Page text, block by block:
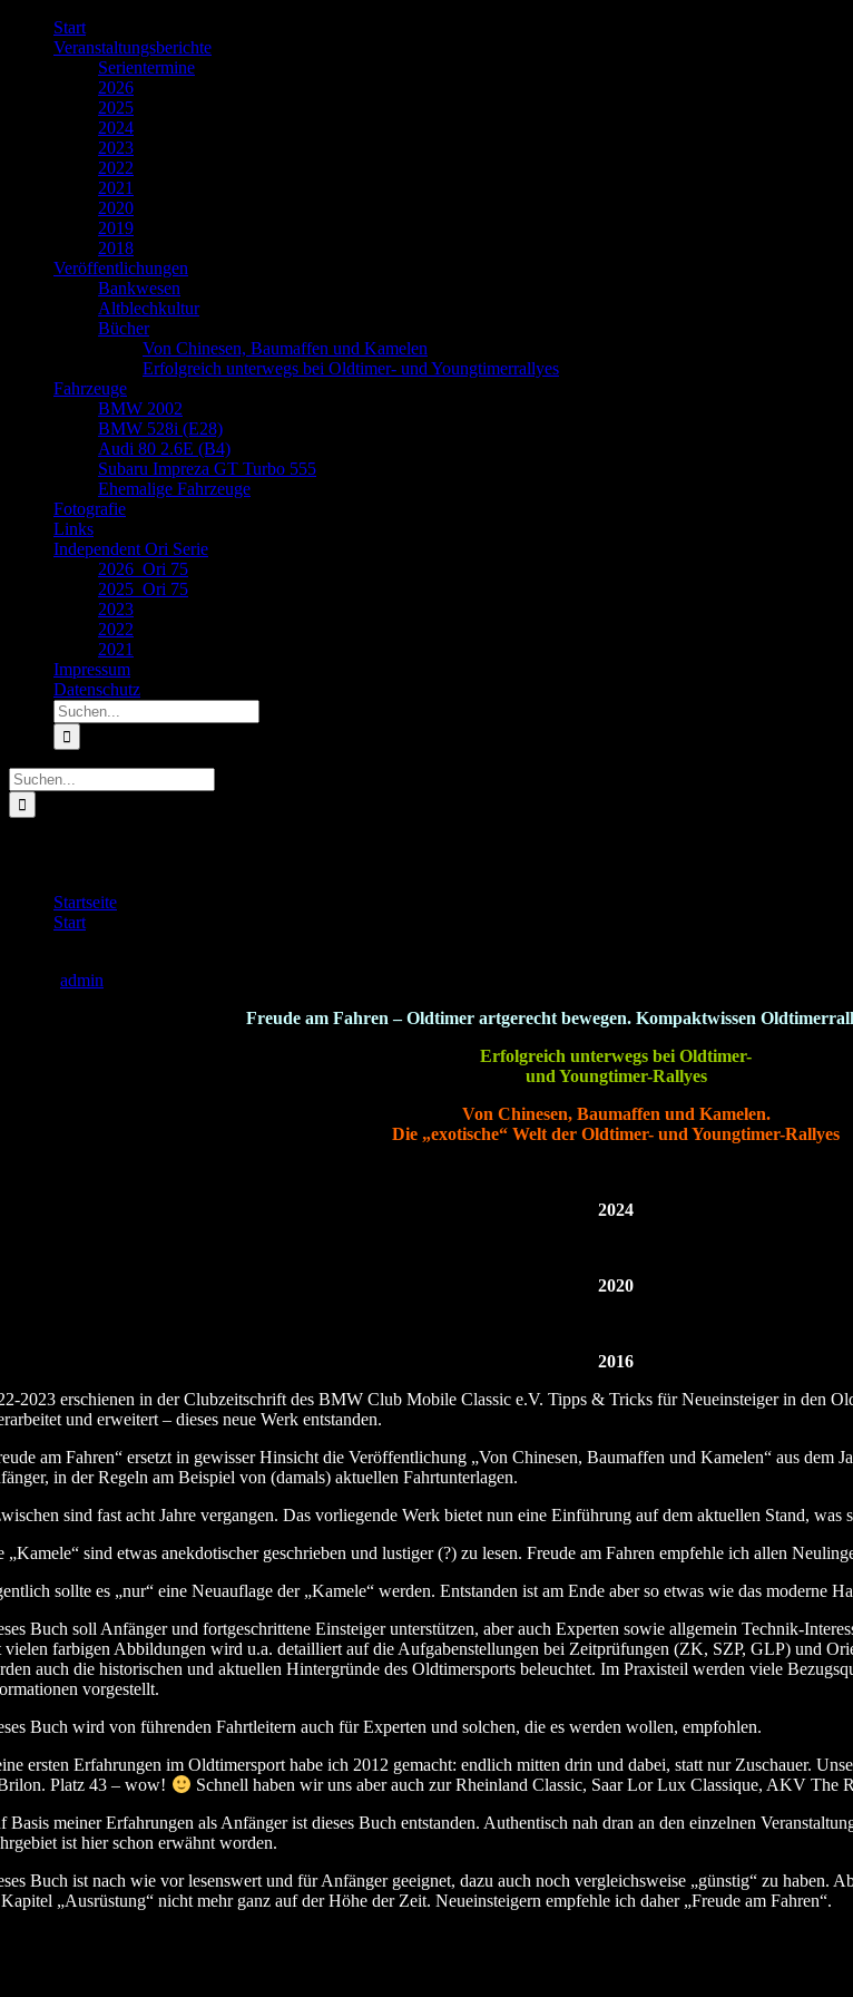
Start
Veranstaltungsberichte
Serientermine
2026
2025
2024
2023
2022
2021
2020
2019
2018
Veröffentlichungen
Bankwesen
Altblechkultur
Bücher
Von Chinesen, Baumaffen und Kamelen
Erfolgreich unterwegs bei Oldtimer- und Youngtimerrallyes
Fahrzeuge
BMW 2002
BMW 528i (E28)
Audi 80 2.6E (B4)
Subaru Impreza GT Turbo 555
Ehemalige Fahrzeuge
Fotografie
Links
Independent Ori Serie
2026_Ori 75
2025_Ori 75
2023
2022
2021
Impressum
Datenschutz
Suche
nach:
Suche
nach:
Startseite
Start
admin
Freude am Fahren – Oldtimer artgerecht bewegen. Kompaktwissen
Erfolgreich unterwegs bei Oldtimer-
und Youngtimer-Rallyes
Von Chinesen, Baumaffen und Kamelen.
Die „exotische“ Welt der Oldtimer- und Youngtimer-Rallyes
2024
2020
2016
2023 erschienen in der Clubzeitschrift des BMW Club Mobile Classic e.V. Tipps & Tricks für Neueinsteiger in den
und erweitert – dieses neue Werk entstanden.
am Fahren“ ersetzt in gewisser Hinsicht die Veröffentlichung „Von Chinesen, Baumaffen und Kamelen“ aus dem
in der Regeln am Beispiel von (damals) aktuellen Fahrtunterlagen.
sind fast acht Jahre vergangen. Das vorliegende Werk bietet nun eine Einführung auf dem aktuellen Stand,
„Kamele“ sind etwas anekdotischer geschrieben und lustiger (?) zu lesen. Freude am Fahren empfehle ich allen
sollte es „nur“ eine Neuauflage der „Kamele“ werden. Entstanden ist am Ende aber so etwas wie das moderne
Buch soll Anfänger und fortgeschrittene Einsteiger unterstützen, aber auch Experten sowie allgemein Technik-
vielen farbigen Abbildungen wird u.a. detailliert auf die Aufgabenstellungen bei Zeitprüfungen (ZK, SZP, GLP) und
auch die historischen und aktuellen Hintergründe des Oldtimersports beleuchtet. Im Praxisteil werden viele
vorgestellt.
Buch wird von führenden Fahrtleitern auch für Experten und solchen, die es werden wollen, empfohlen.
ersten Erfahrungen im Oldtimersport habe ich 2012 gemacht: endlich mitten drin und dabei, statt nur Zuschauer.
Platz 43 – wow!
Schnell haben wir uns aber auch zur Rheinland Classic, Saar Lor Lux Classique, AKV The
Basis meiner Erfahrungen als Anfänger ist dieses Buch entstanden. Authentisch nah dran an den einzelnen
ist hier schon erwähnt worden.
Buch ist nach wie vor lesenswert und für Anfänger geeignet, dazu auch noch vergleichsweise „günstig“ zu haben.
„Ausrüstung“ nicht mehr ganz auf der Höhe der Zeit.Neueinsteigern empfehle ich daher „Freude am Fahren“.